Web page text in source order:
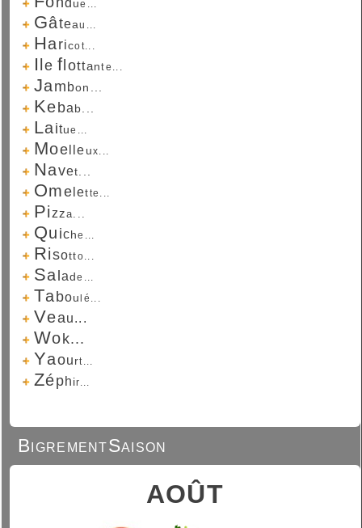
ue...
Gâteau...
Haricot...
Ile flottante...
Jam bon...
Kebab...
Laitue...
Moe leux...
Navet...
Ome lette...
Pi zza...
Qu iche...
Risotto...
Salade...
Taboul é...
Veau...
Wok...
Yaourt...
Zéphir...
BigrementSaison
AOÛT